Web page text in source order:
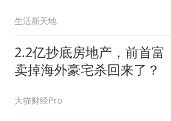
要，女儿花十万买下的
生活新天地
2.2亿抄底房地产，前首富
卖掉海外豪宅杀回来了？
大猫财经Pro